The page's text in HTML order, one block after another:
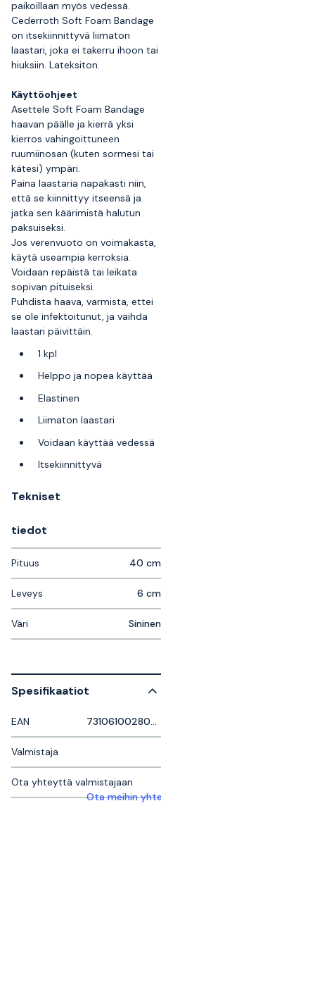
paikoillaan myös vedessä.
Cederroth Soft Foam Bandage
on itsekiinnittyvä liimaton
laastari, joka ei takerru ihoon tai
hiuksiin. Lateksiton.
Käyttöohjeet
Asettele Soft Foam Bandage
haavan päälle ja kierrä yksi
kierros vahingoittuneen
ruumiinosan (kuten sormesi tai
kätesi) ympäri.
Paina laastaria napakasti niin,
että se kiinnittyy itseensä ja
jatka sen käärimistä halutun
paksuiseksi.
Jos verenvuoto on voimakasta,
käytä useampia kerroksia.
Voidaan repäistä tai leikata
sopivan pituiseksi.
Puhdista haava, varmista, ettei
se ole infektoitunut, ja vaihda
laastari päivittäin.
1 kpl
Helppo ja nopea käyttää
Elastinen
Liimaton laastari
Voidaan käyttää vedessä
Itsekiinnittyvä
Tekniset
tiedot
Pituus 40 cm
Leveys 6 cm
Väri Sininen
Spesifikaatiot
EAN
Valmistaja
Ota yhteyttä valmistajaan
Ota meihin yhteyttä saadaksesi lisätietoja